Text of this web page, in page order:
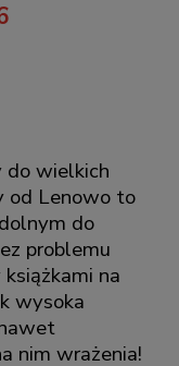
do wielkich
od Lenowo to
do
problemu
na
wysoka
nim wrażenia!